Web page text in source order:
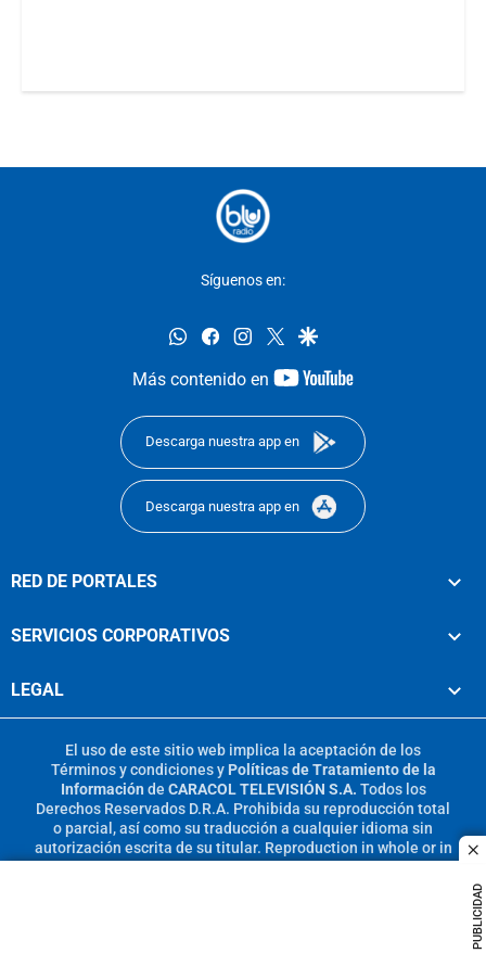
PUBLICIDAD
Síguenos en:
whatsappfacebookinstagram
twittergoogle
Más contenido en
youtube-
Descarga nuestra app en
Descarga nuestra app en
RED DE PORTALES
SERVICIOS CORPORATIVOS
LEGAL
El uso de este sitio web implica la aceptación de los
Términos y condicionesy Políticas de Tratamiento de la
Información de CARACOL TELEVISIÓN S.A. Todos los
Derechos Reservados D.R.A. Prohibida su reproducción total
o parcial, así como su traducción a cualquier idioma sin
autorización escrita de su titular. Reproduction in whole or in